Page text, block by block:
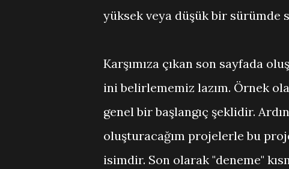
yüksek veya düşük bir sürümde
Karşımıza çıkan son sayfada
ini belirlememiz lazım. Örnek
genel bir başlangıç şeklidir.
oluşturacağım projelerle bu
isimdir. Son olarak "deneme"